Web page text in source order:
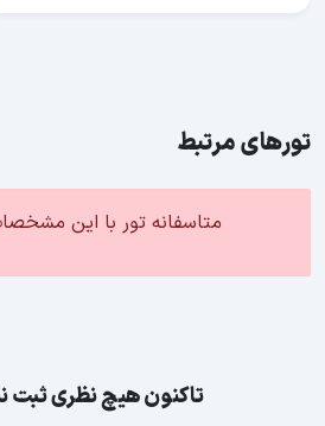
تورهای مرتبط
متاسفانه تور با این
تاکنون هیچ نظری